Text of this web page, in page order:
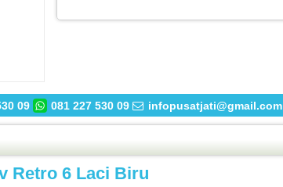
09 081 227 530 09 infopusatjati@gmail.com
Retro 6 Laci Biru